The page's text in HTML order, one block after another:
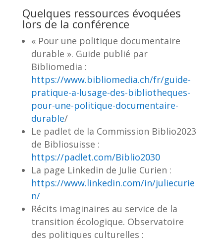
Quelques ressources évoquées
lors de la conférence
« Pour une politique documentaire
durable ». Guide publié par
Bibliomedia :
https://www.bibliomedia.ch/fr/guide-
pratique-a-lusage-des-bibliotheques-
pour-une-politique-documentaire-
durable/
Le padlet de la Commission Biblio2023
de Bibliosuisse :
https://padlet.com/Biblio2030
La page Linkedin de Julie Curien :
https://www.linkedin.com/in/juliecurie
n/
Récits imaginaires au service de la
transition écologique. Observatoire
des politiques culturelles :